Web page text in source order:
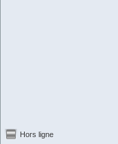
Hors ligne